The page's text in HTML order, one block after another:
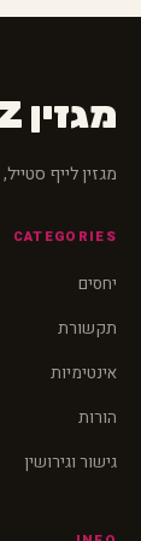
מגזין SLZ
מגזין לייף
CATEGORIES
יחסים
תקשורת
אינטימיות
הורות
גישור וגירושין